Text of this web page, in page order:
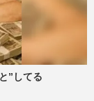
”してる